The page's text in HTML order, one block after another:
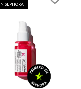
SEPHORA
Ver más